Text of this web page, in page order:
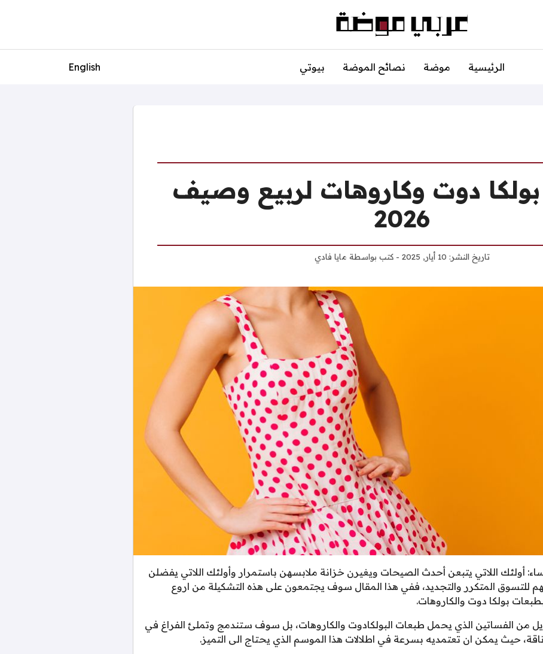
الرئيسية موضة نصائح الموضة بيوتي English
دوت وكاروهات لربيع وصيف
2026
تاريخ النشر: 10 أيار, 2025 - كتب بواسطة مايا فادي
أولئك اللاتي يتبعن أحدث الصيحات ويغيرن خزانة ملابسهن باستمرار وأولئك اللاتي يفضلن
للتسوق المتكرر والتجديد، ففي هذا المقال سوف يجتمعون على هذه التشكيلة من اروع
من الفساتين الذي يحمل طبعات البولكادوت والكاروهات، بل سوف ستندمج وتملئ الفراغ في
حيث يمكن ان تعتمديه بسرعة في اطلالات هذا الموسم الذي يحتاج الى التميز.